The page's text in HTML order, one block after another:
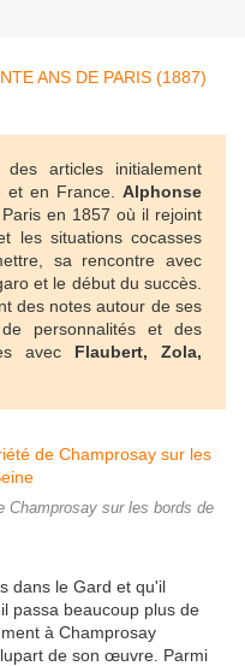
articles initialement
et en France. Alphonse
en 1857 où il rejoint
les situations cocasses
sa rencontre avec
et le début du succès.
des notes autour de ses
personnalités et des
avec Flaubert, Zola,
Champrosay sur les bords de
dans le Gard et qu'il
passa beaucoup plus de
à Champrosay
de son œuvre. Parmi